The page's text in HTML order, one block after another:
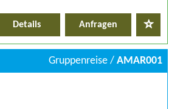
Details Anfragen
Gruppenreise / AMAR001